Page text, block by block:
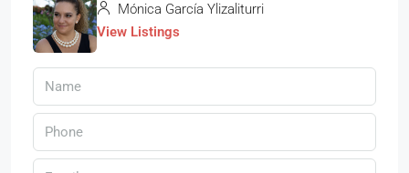
Mónica García Ylizaliturri
View Listings